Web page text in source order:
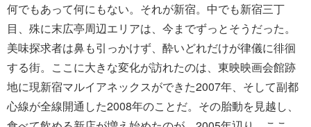
何でもあって何にもない。それが新宿。中でも新宿三丁
目、殊に末広亭周辺エリアは、今までずっとそうだった。
美味探求者は鼻も引っかけず、酔いどれだけが律儀に徘徊
する街。ここに大きな変化が訪れたのは、東映映画会館跡
地に現新宿マルイアネックスができた2007年、そして副都
心線が全線開通した2008年のことだ。その胎動を見越し、